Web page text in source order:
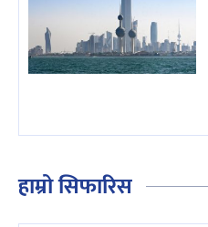
हाम्रो सिफारिस